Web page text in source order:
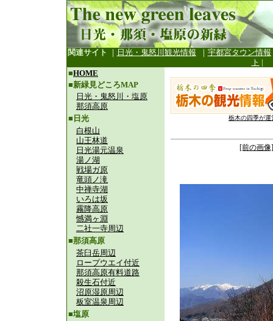
関連サイト ｜ 日光・鬼怒川観光情報 ｜ 宇都宮タウン情報
ト |
■HOME
■新緑見どころMAP
日光・鬼怒川・塩原
那須高原
■日光
白根山
山王林道
日光湯元温泉
湯ノ湖
戦場ガ原
竜頭ノ滝
中禅寺湖
いろは坂
霧降高原
憾満ヶ淵
二社一寺周辺
■那須高原
茶臼岳周辺
ロープウエイ付近
那須高原有料道路
殺生石付近
沼原湿原周辺
板室温泉周辺
■塩原
栃木の四季が運
[前の画像]